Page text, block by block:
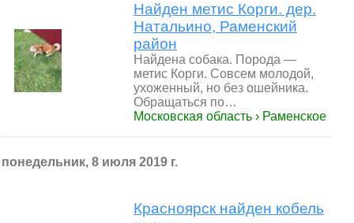
Найден метис Корги. дер.
Натальино, Раменский
район
Найдена собака. Порода —
метис Корги. Совсем молодой,
ухоженный, но без ошейника.
Обращаться по…
Московская область › Раменское
понедельник, 8 июля 2019 г.
Красноярск найден кобель